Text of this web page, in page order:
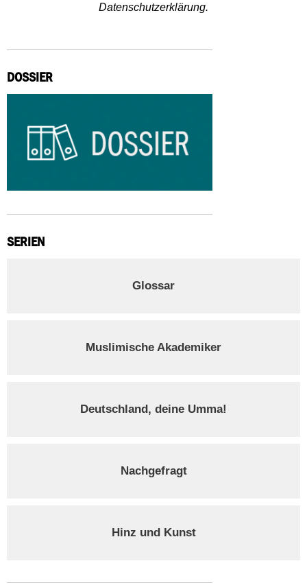
Datenschutzerklärung.
DOSSIER
SERIEN
Glossar
Muslimische Akademiker
Deutschland, deine Umma!
Nachgefragt
Hinz und Kunst